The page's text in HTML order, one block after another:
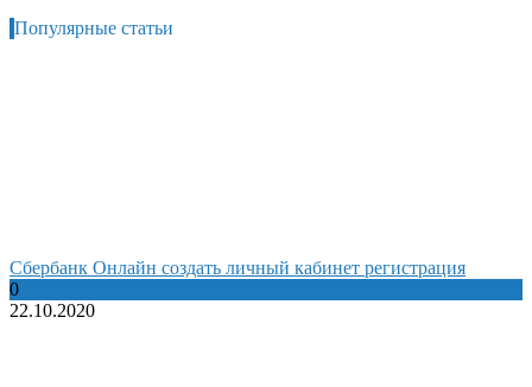
Популярные статьи
Сбербанк Онлайн создать личный кабинет регистрация
0
22.10.2020